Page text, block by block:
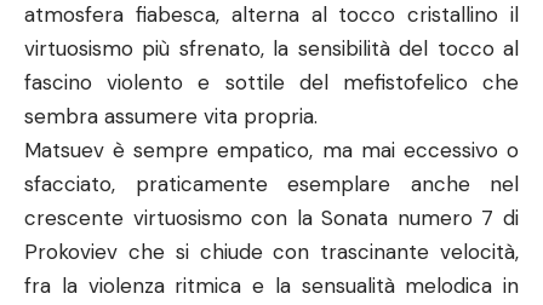
atmosfera fiabesca, alterna al tocco cristallino il
virtuosismo più sfrenato, la sensibilità del tocco al
fascino violento e sottile del mefistofelico che
sembra assumere vita propria.
Matsuev è sempre empatico, ma mai eccessivo o
sfacciato, praticamente esemplare anche nel
crescente virtuosismo con la Sonata numero 7 di
Prokoviev che si chiude con trascinante velocità,
fra la violenza ritmica e la sensualità melodica in